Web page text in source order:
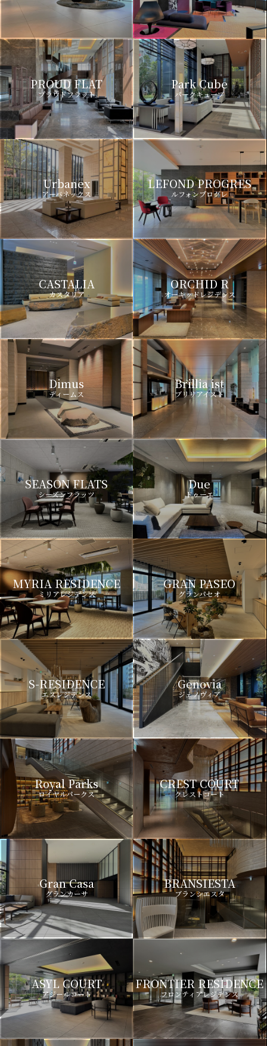
PROUD FLAT
プラウドフラット
Park Cube
パークキューブ
Urbanex
アーバネックス
LEFOND PROGRES
ルフォンプログレ
CASTALIA
カスタリア
ORCHID R
オーキッドレジデンス
Dimus
ディームス
Brillia ist
ブリリアイスト
SEASON FLATS
シーズンフラッツ
Due
ドゥーエ
MYRIA RESIDENCE
ミリアレジデンス
GRAN PASEO
グランパセオ
S-RESIDENCE
エスレジデンス
Genovia
ジェノヴィア
Royal Parks
ロイヤルパークス
CREST COURT
クレストコート
Gran Casa
グランカーサ
BRANSIESTA
ブランシエスタ
ASYL COURT
アジールコート
FRONTIER RESIDENCE
フロンティアレジデンス